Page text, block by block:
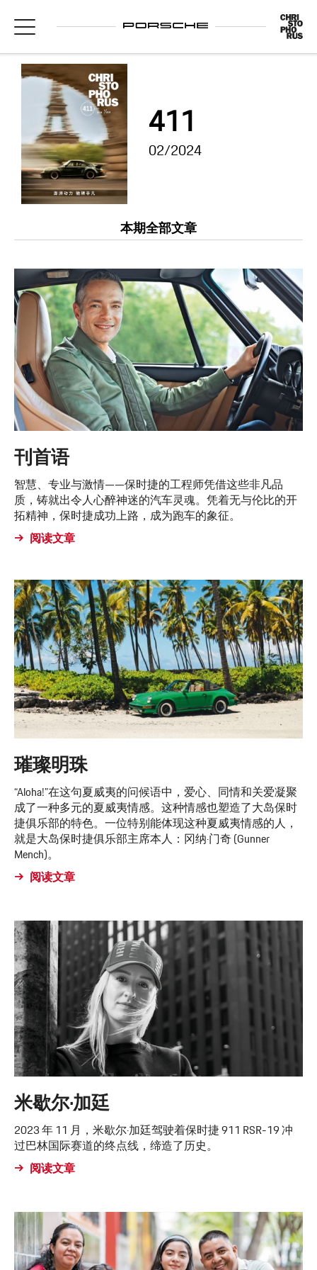
411
02/2024
本期全部文章
刊首语
智慧、专业与激情——保时捷的工程师凭借这些非凡品
质，铸就出令人心醉神迷的汽车灵魂。凭着无与伦比的开
拓精神，保时捷成功上路，成为跑车的象征。
阅读文章
璀璨明珠
“Aloha!”在这句夏威夷的问候语中，爱心、同情和关爱凝聚
成了一种多元的夏威夷情感。这种情感也塑造了大岛保时
捷俱乐部的特色。一位特别能体现这种夏威夷情感的人，
就是大岛保时捷俱乐部主席本人：冈纳·门奇 (Gunner
Mench)。
阅读文章
米歇尔·加廷
2023 年 11 月，米歇尔·加廷驾驶着保时捷 911 RSR-19 冲
过巴林国际赛道的终点线，缔造了历史。
阅读文章